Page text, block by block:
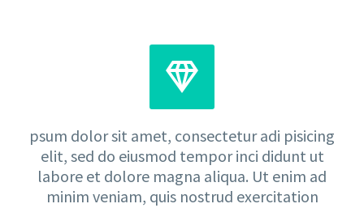


psum dolor sit amet, consectetur adi pisicing
elit, sed do eiusmod tempor inci didunt ut
labore et dolore magna aliqua. Ut enim ad
minim veniam, quis nostrud exercitation